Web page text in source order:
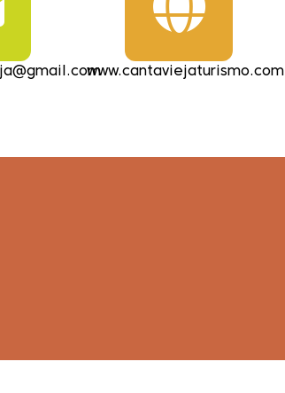
www.cantaviejaturismo.com